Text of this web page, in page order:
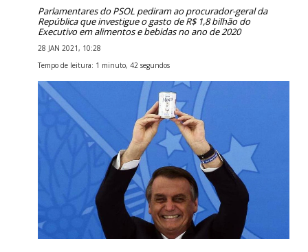
Parlamentares do PSOL pediram ao procurador-geral da
República que investigue o gasto de R$ 1,8 bilhão do
Executivo em alimentos e bebidas no ano de 2020
28 JAN 2021, 10:28
Tempo de leitura: 1 minuto, 42 segundos